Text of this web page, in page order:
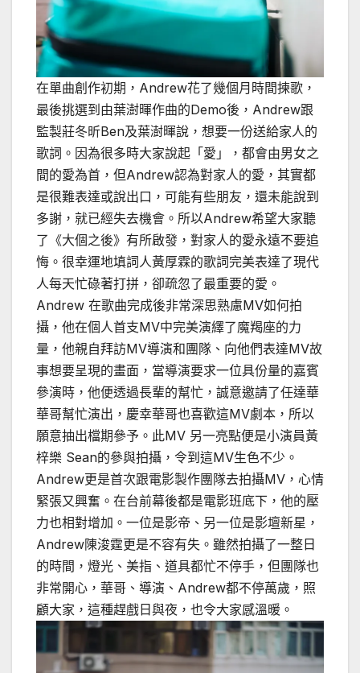
在單曲創作初期，Andrew花了幾個月時間揀歌，
最後挑選到由葉澍暉作曲的Demo後，Andrew跟
監製莊冬昕Ben及葉澍暉說，想要一份送給家人的
歌詞。因為很多時大家說起「愛」，都會由男女之
間的愛為首，但Andrew認為對家人的愛，其實都
是很難表達或說出口，可能有些朋友，還未能說到
多謝，就已經失去機會。所以Andrew希望大家聽
了《大個之後》有所啟發，對家人的愛永遠不要追
悔。很幸運地填詞人黃厚霖的歌詞完美表達了現代
人每天忙碌著打拼，卻疏忽了最重要的愛。
Andrew 在歌曲完成後非常深思熟慮MV如何拍
攝，他在個人首支MV中完美演繹了魔羯座的力
量，他親自拜訪MV導演和團隊、向他們表達MV故
事想要呈現的畫面，當導演要求一位具份量的嘉賓
參演時，他便透過長輩的幫忙，誠意邀請了任達華
華哥幫忙演出，慶幸華哥也喜歡這MV劇本，所以
願意抽出檔期參予。此MV 另一亮點便是小演員黃
梓樂 Sean的參與拍攝，令到這MV生色不少。
Andrew更是首次跟電影製作團隊去拍攝MV，心情
緊張又興奮。在台前幕後都是電影班底下，他的壓
力也相對增加。一位是影帝、另一位是影壇新星，
Andrew陳浚霆更是不容有失。雖然拍攝了一整日
的時間，燈光、美指、道具都忙不停手，但團隊也
非常開心，華哥、導演、Andrew都不停萬歲，照
顧大家，這種趕戲日與夜，也令大家感溫暖。